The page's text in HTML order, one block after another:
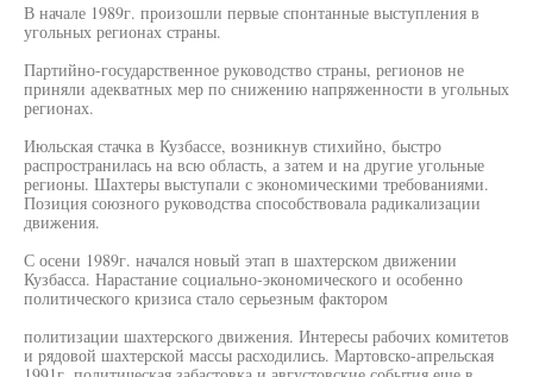
В начале 1989г. произошли первые спонтанные выступления в
угольных регионах страны.
Партийно-государственное руководство страны, регионов не
приняли адекватных мер по снижению напряженности в угольных
регионах.
Июльская стачка в Кузбассе, возникнув стихийно, быстро
распространилась на всю область, а затем и на другие угольные
регионы. Шахтеры выступали с экономическими требованиями.
Позиция союзного руководства способствовала радикализации
движения.
С осени 1989г. начался новый этап в шахтерском движении
Кузбасса. Нарастание социально-экономического и особенно
политического кризиса стало серьезным фактором
политизации шахтерского движения. Интересы рабочих комитетов
и рядовой шахтерской массы расходились. Мартовско-апрельская